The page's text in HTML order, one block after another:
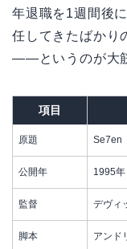
年退職を1週間後
任してきたばかり
——というのが大
項目
原題 Se7en
公開年 1995年
監督 デヴィ
脚本 アンド